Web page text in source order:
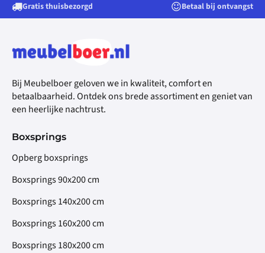
Gratis thuisbezorgd Betaal bij ontvangst
Bij Meubelboer geloven we in kwaliteit, comfort en
betaalbaarheid. Ontdek ons brede assortiment en geniet van
een heerlijke nachtrust.
Boxsprings
Opberg boxsprings
Boxsprings 90x200 cm
Boxsprings 140x200 cm
Boxsprings 160x200 cm
Boxsprings 180x200 cm